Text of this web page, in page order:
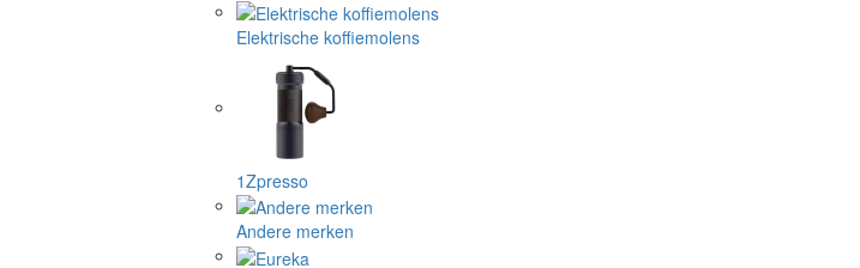
Elektrische koffiemolens
1Zpresso
Andere merken